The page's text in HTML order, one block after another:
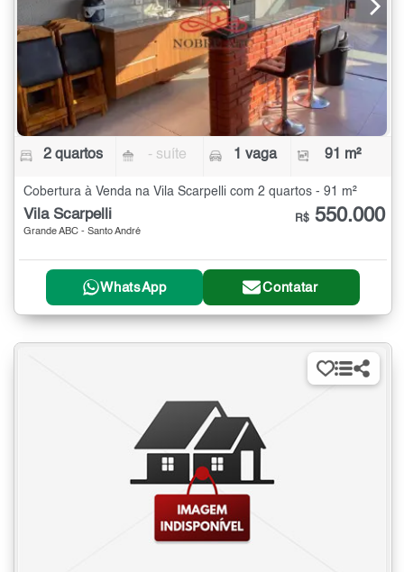
2 quartos - suíte 1 vaga 91 m²
Cobertura à Venda na Vila Scarpelli com 2 quartos - 91 m²
Vila Scarpelli
Grande ABC - Santo André
R$ 550.000
WhatsApp Contatar